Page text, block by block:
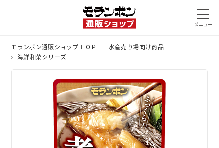
モランボン通販ショップＴＯＰ
水産売り場向け商品
海鮮和菜シリーズ